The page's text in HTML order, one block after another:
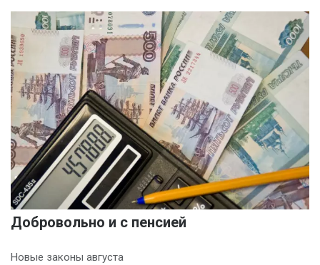
Добровольно и с пенсией
Новые законы августа